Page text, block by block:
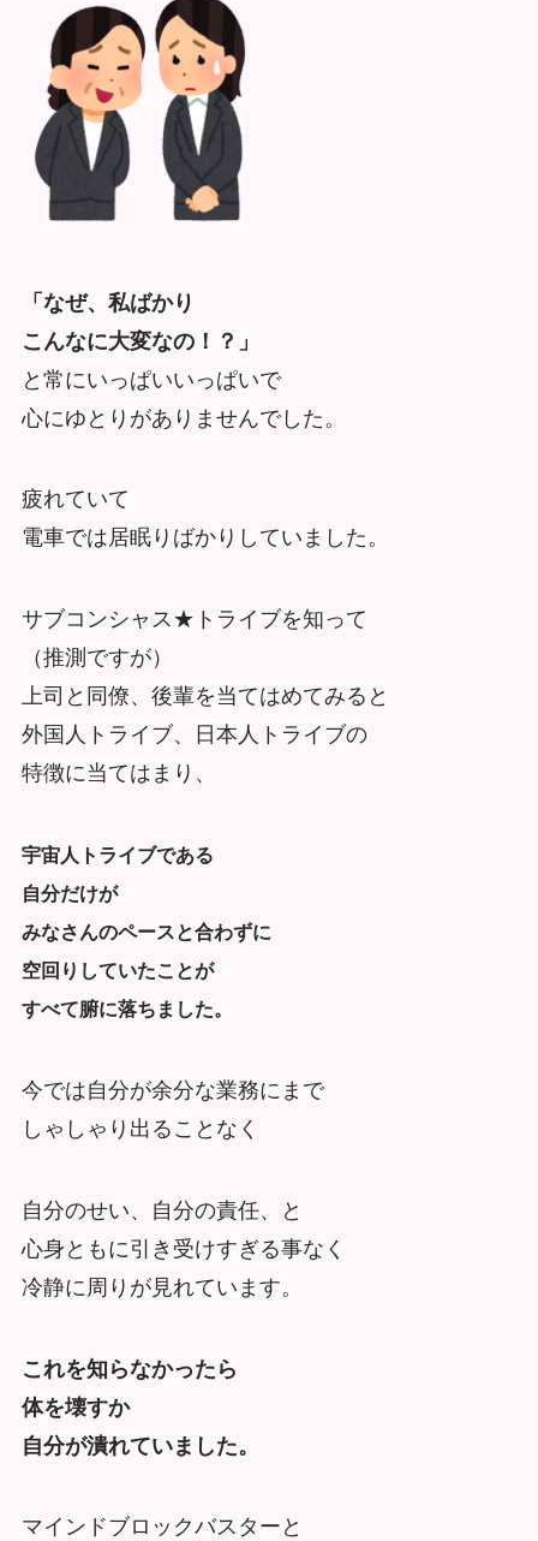
「なぜ、私ばかり
こんなに大変なの！？」
と常にいっぱいいっぱいで
心にゆとりがありませんでした。
疲れていて
電車では居眠りばかりしていました。
サブコンシャス★トライブを知って
（推測ですが）
上司と同僚、後輩を当てはめてみると
外国人トライブ、日本人トライブの
特徴に当てはまり、
宇宙人トライブである
自分だけが
みなさんのペースと合わずに
空回りしていたことが
すべて腑に落ちました。
今では自分が余分な業務にまで
しゃしゃり出ることなく
自分のせい、自分の責任、と
心身ともに引き受けすぎる事なく
冷静に周りが見れています。
これを知らなかったら
体を壊すか
自分が潰れていました。
マインドブロックバスターと